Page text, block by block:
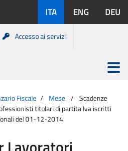
disponibili:
ITA ENG DEU
Accesso ai servizi
Apri
menu
Fiscale Mese
Scadenze
titolari di partita Iva iscritti
del 01-12-2014